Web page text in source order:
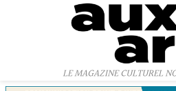
LE MAGAZINE CULTUREL
Panneau de gestion des cookies